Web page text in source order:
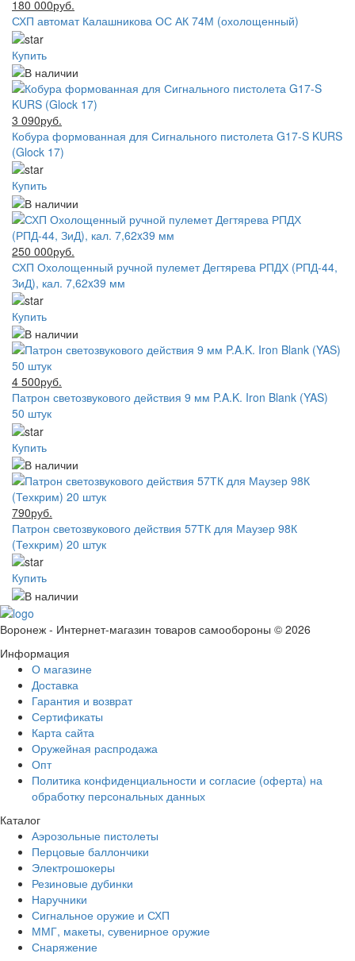
180 000руб.
СХП автомат Калашникова ОС АК 74М (охолощенный)
Купить
3 090руб.
Кобура формованная для Сигнального пистолета G17-S KURS
(Glock 17)
Купить
250 000руб.
СХП Охолощенный ручной пулемет Дегтярева РПДХ (РПД-44,
ЗиД), кал. 7,62x39 мм
Купить
4 500руб.
Патрон светозвукового действия 9 мм P.A.K. Iron Blank (YAS)
50 штук
Купить
790руб.
Патрон светозвукового действия 57ТК для Маузер 98К
(Техкрим) 20 штук
Купить
Воронеж - Интернет-магазин товаров самообороны © 2026
Информация
О магазине
Доставка
Гарантия и возврат
Сертификаты
Карта сайта
Оружейная распродажа
Опт
Политика конфиденциальности и согласие (оферта) на
обработку персональных данных
Каталог
Аэрозольные пистолеты
Перцовые баллончики
Электрошокеры
Резиновые дубинки
Наручники
Сигнальное оружие и СХП
ММГ, макеты, сувенирное оружие
Снаряжение